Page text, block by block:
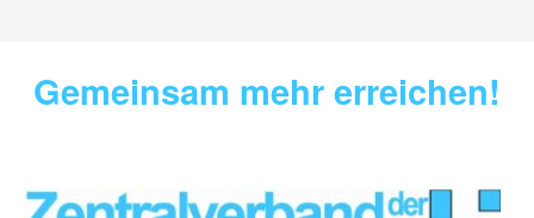
contentGemeinsam mehr erreichen!